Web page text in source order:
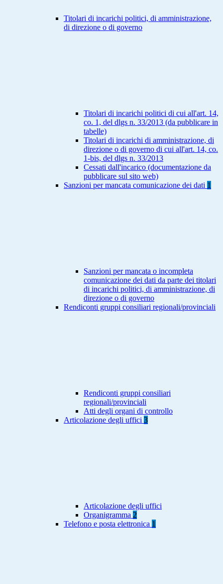
Titolari di incarichi politici, di amministrazione,
di direzione o di governo
Titolari di incarichi politici di cui all'art. 14,
co. 1, del dlgs n. 33/2013 (da pubblicare in
tabelle)
Titolari di incarichi di amministrazione, di
direzione o di governo di cui all'art. 14, co.
1-bis, del dlgs n. 33/2013
Cessati dall'incarico (documentazione da
pubblicare sul sito web)
Sanzioni per mancata comunicazione dei dati 1
Sanzioni per mancata o incompleta
comunicazione dei dati da parte dei titolari
di incarichi politici, di amministrazione, di
direzione o di governo
Rendiconti gruppi consiliari regionali/provinciali
Rendiconti gruppi consiliari
regionali/provinciali
Atti degli organi di controllo
Articolazione degli uffici 3
Articolazione degli uffici
Organigramma 2
Telefono e posta elettronica 1